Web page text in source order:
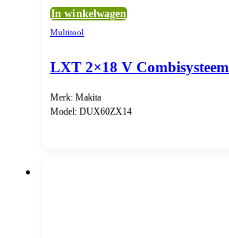
In winkelwagen
Multitool
LXT 2×18 V Combisysteem
Merk: Makita
Model: DUX60ZX14